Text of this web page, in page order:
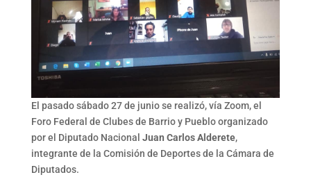
El pasado sábado 27 de junio se realizó, vía Zoom, el
Foro Federal de Clubes de Barrio y Pueblo organizado
por el Diputado Nacional Juan Carlos Alderete,
integrante de la Comisión de Deportes de la Cámara de
Diputados.